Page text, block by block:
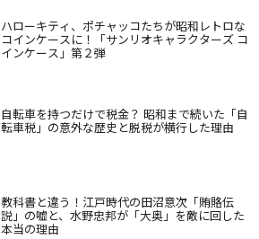
ハローキティ、ポチャッコたちが昭和レトロな
コインケースに！「サンリオキャラクターズ コ
インケース」第２弾
自転車を持つだけで税金？ 昭和まで続いた「自
転車税」の意外な歴史と脱税が横行した理由
教科書と違う！江戸時代の田沼意次「賄賂伝
説」の嘘と、水野忠邦が「大奥」を敵に回した
本当の理由